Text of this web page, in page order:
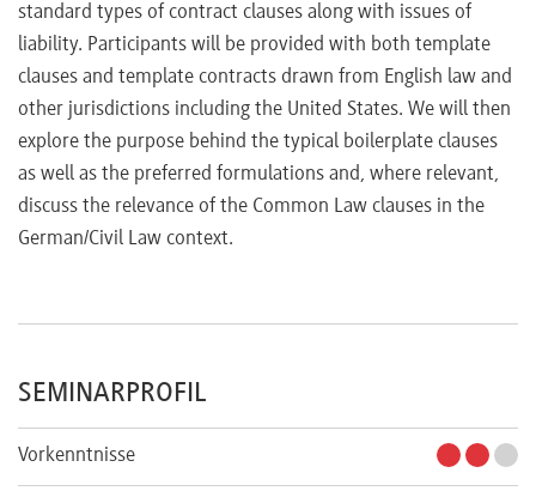
standard types of contract clauses along with issues of
liability. Participants will be provided with both template
clauses and template contracts drawn from English law and
other jurisdictions including the United States. We will then
explore the purpose behind the typical boilerplate clauses
as well as the preferred formulations and, where relevant,
discuss the relevance of the Common Law clauses in the
German/Civil Law context.
SEMINARPROFIL
Vorkenntnisse